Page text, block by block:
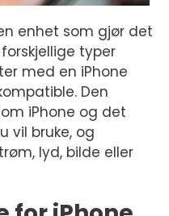
enhet som gjør det
typer
med en iPhone
Den
iPhone og det
vil bruke, og
lyd, bilde eller